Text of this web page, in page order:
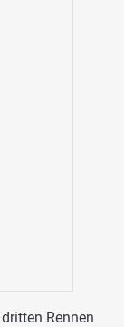
Rennen